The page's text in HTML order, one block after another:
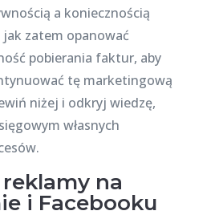
a koniecznością
zatem opanować
pobierania faktur, aby
tę marketingową
niżej i odkryj wiedzę,
własnych
na
i Facebooku